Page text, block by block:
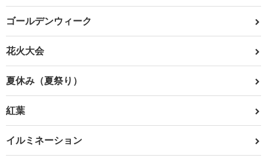
ゴールデンウィーク
花火大会
夏休み（夏祭り）
紅葉
イルミネーション